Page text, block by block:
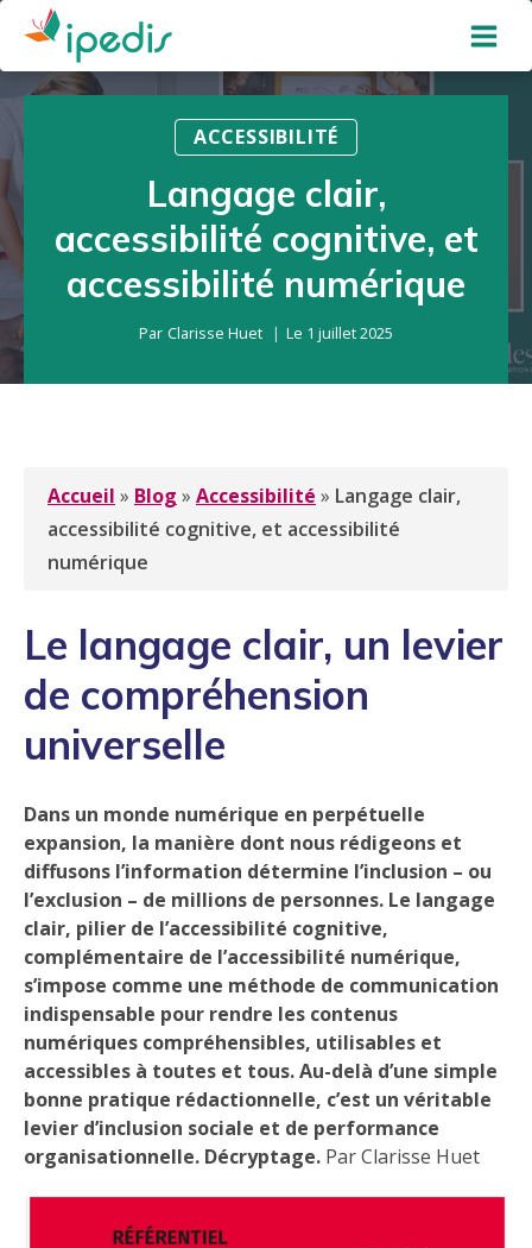
Aller
contenu
ACCESSIBILITÉ
Langage clair,
accessibilité cognitive, et
accessibilité numérique
Par Clarisse Huet Le 1 juillet 2025
Accueil » Blog » Accessibilité » Langage clair,
accessibilité cognitive, et accessibilité
numérique
Le langage clair, un levier
de compréhension
universelle
Dans un monde numérique en perpétuelle
expansion, la manière dont nous rédigeons et
diffusons l’information détermine l’inclusion – ou
l’exclusion – de millions de personnes. Le langage
clair, pilier de l’accessibilité cognitive,
complémentaire de l’accessibilité numérique,
s’impose comme une méthode de communication
indispensable pour rendre les contenus
numériques compréhensibles, utilisables et
accessibles à toutes et tous. Au-delà d’une simple
bonne pratique rédactionnelle, c’est un véritable
levier d’inclusion sociale et de performance
organisationnelle. Décryptage. Par Clarisse Huet